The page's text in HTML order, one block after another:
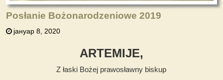
Posłanie Bożonarodzeniowe 2019
јануар 8, 2020
ARTEMIJE,
Z łaski Bożej prawosławny biskup